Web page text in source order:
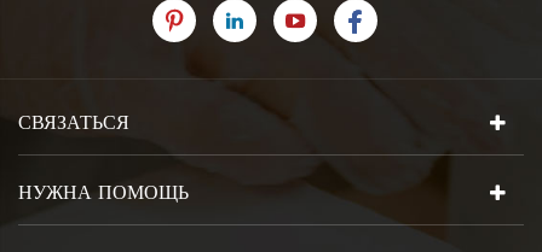
СВЯЗАТЬСЯ
НУЖНА ПОМОЩЬ